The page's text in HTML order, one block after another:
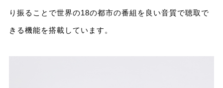
り振ることで世界の18の都市の番組を良い音質で聴取で
きる機能を搭載しています。